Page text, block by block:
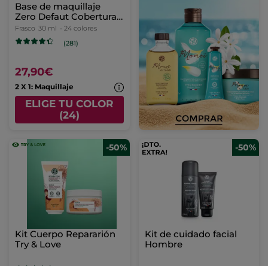
Base de maquillaje
Zero Defaut Cobertura
Impecable, Larga
Duración & Hidratación
24H
Frasco 30 ml - 24 colores
(281)
27,90€
2 X 1: Maquillaje
ELIGE TU COLOR
(24)
-50%
Kit Cuerpo Repararión
Try & Love
-50%
Kit de cuidado facial
Hombre